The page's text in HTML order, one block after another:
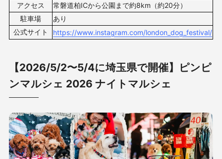
アクセス
常磐道柏ICから公園まで約8km（約20分）
駐車場
あり
公式サイト
https://www.instagram.com/london_dog_festival/
【2026/5/2〜5/4に埼玉県で開催】ピンピ
ンマルシェ 2026 ナイトマルシェ